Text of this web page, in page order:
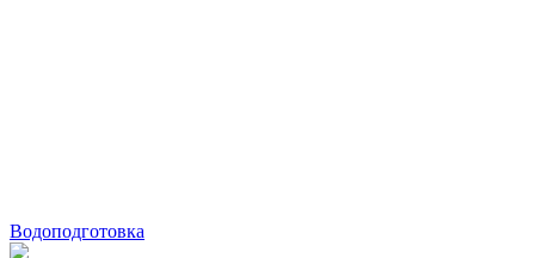
Водоподготовка